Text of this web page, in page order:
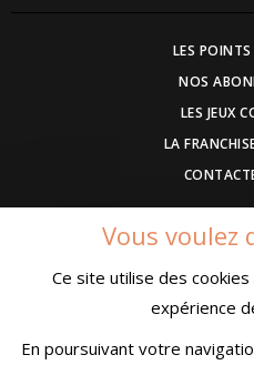
LES
NOS
LES JEUX
LA
DEVENEZ
COMMUNIQUEZ
CONDITIONS
Vous voulez
Ce site utilise des
expérience
En poursuivant votre